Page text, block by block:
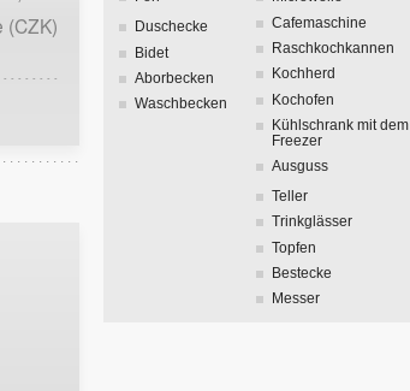
Duschecke
Bidet
Aborbecken
Waschbecken
Cafemaschine
Raschkochkannen
Kochherd
Kochofen
Kühlschrank mit dem
Freezer
Ausguss
Teller
Trinkglässer
Topfen
Bestecke
Messer
(CZK)